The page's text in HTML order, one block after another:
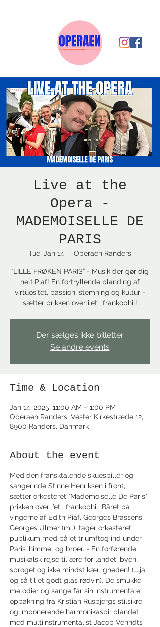
Live at the
Opera -
MADEMOISELLE DE
PARIS
Tue, Jan 14
  |
Operaen Randers
“LILLE FRØKEN PARIS” - Musik der gør dig
helt Piaf! En fortryllende blanding af
virtuositet, passion, stemning og kultur -
sætter prikken over i'et i frankophil!
Der sælges ikke billetter
Se andre events
Time & Location
Jan 14, 2025, 11:00 AM – 1:00 PM
Operaen Randers, Vester Kirkestræde 12,
8900 Randers, Danmark
About the event
Med den fransktalende skuespiller og
sangerinde Stinne Henriksen i front,
sætter orkesteret "Mademoiselle De Paris"
prikken over i’et i frankophil. Båret på
vingerne af Edith Piaf, Georges Brassens,
Georges Ulmer (m..), tager orkesteret
publikum med på et triumftog ind under
Paris’ himmel og broer. - En forførende
musikalsk rejse til ære for landet, byen,
sproget og ikke mindst kærligheden! (……ja
og så til et godt glas rødvin). De smukke
melodier og sange får sin instrumentale
opbakning fra Kristian Rusbjergs stilsikre
og imponerende harmonikaspil blandet
med multiinstrumentalist Jacob Venndts